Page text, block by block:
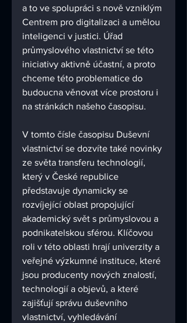
a to ve spolupráci s nově vzniklým
Centrem pro digitalizaci a umělou
inteligenci v justici. Úřad
průmyslového vlastnictví se této
iniciativy aktivně účastní, a proto
chceme této problematice do
budoucna věnovat více prostoru i
na stránkách našeho časopisu.
V tomto čísle časopisu Duševní
vlastnictví se dozvíte také novinky
ze světa transferu technologií,
který v České republice
představuje dynamicky se
rozvíjející oblast propojující
akademický svět s průmyslovou a
podnikatelskou sférou. Klíčovou
roli v této oblasti hrají univerzity a
veřejné výzkumné instituce, které
jsou producenty nových znalostí,
technologií a objevů, a které
zajišťují správu duševního
vlastnictví, vyhledávání